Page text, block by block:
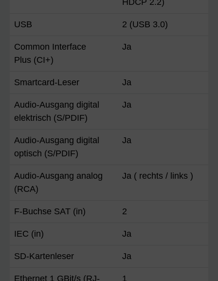
HDCP 2.2)
USB 2 (USB 3.0)
Common Interface
Plus (CI+)
Ja
Smartcard-Leser Ja
Audio-Ausgang digital
elektrisch (S/PDIF)
Ja
Audio-Ausgang digital
optisch (S/PDIF)
Ja
Audio-Ausgang analog
(RCA)
Ja ( rechts / links )
F-Buchse SAT (in) 2
IEC (in) Ja
SD-Kartenleser Ja
Ethernet 1 GBit/s (RJ-
1